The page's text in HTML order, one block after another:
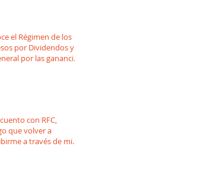
el Régimen de los
por Dividendos y
por las ganancias
con RFC,
que volver a
a través de mi